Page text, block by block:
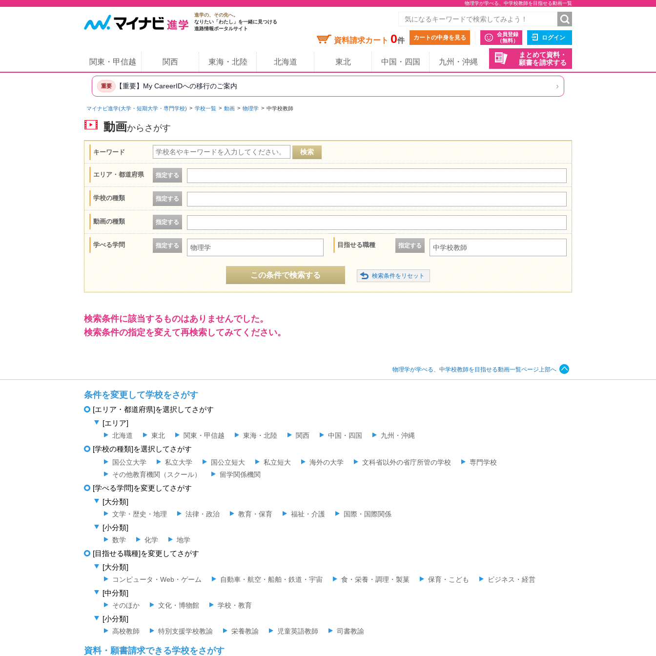
物理学が学べる、中学校教師を目指せる動画一覧
進学の、その先へ。
なりたい「わたし」を一緒に見つける
進路情報ポータルサイト
資料請求カート 0件 カートの中身を見る
会員登録
（無料）
ログイン
まとめて資料・
願書を請求する
関東・甲信越 関西 東海・北陸 北海道 東北 中国・四国 九州・沖縄
重要 【重要】My CareerIDへの移行のご案内 ›
マイナビ進学(大学・短期大学・専門学校) 学校一覧 動画 物理学 中学校教師
動画からさがす
キーワード
エリア・都道府県 指定する
学校の種類 指定する
動画の種類 指定する
学べる学問 指定する 物理学 目指せる職種 指定する 中学校教師
この条件で検索する
検索条件に該当するものはありませんでした。
検索条件の指定を変えて再検索してみてください。
物理学が学べる、中学校教師を目指せる動画一覧ページ上部へ
条件を変更して学校をさがす
[エリア・都道府県]を選択してさがす
[エリア]
北海道 東北 関東・甲信越 東海・北陸 関西 中国・四国 九州・沖縄
[学校の種類]を選択してさがす
国公立大学 私立大学 国公立短大 私立短大 海外の大学 文科省以外の省庁所管の学校
専門学校
その他教育機関（スクール）
留学関係機関
[学べる学問]を変更してさがす
[大分類]
文学・歴史・地理 法律・政治 教育・保育 福祉・介護 国際・国際関係
[小分類]
数学 化学 地学
[目指せる職種]を変更してさがす
[大分類]
コンピュータ・Web・ゲーム 自動車・航空・船舶・鉄道・宇宙 食・栄養・調理・製菓 保育・こども ビジネス・経営
[中分類]
そのほか 文化・博物館 学校・教育
[小分類]
高校教師 特別支援学校教諭 栄養教諭 児童英語教師 司書教諭
資料・願書請求できる学校をさがす